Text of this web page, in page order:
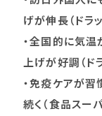
げが伸長（ドラ
・全国的に気温
上げが好調（ド
・免疫ケアが習
続く（食品スー